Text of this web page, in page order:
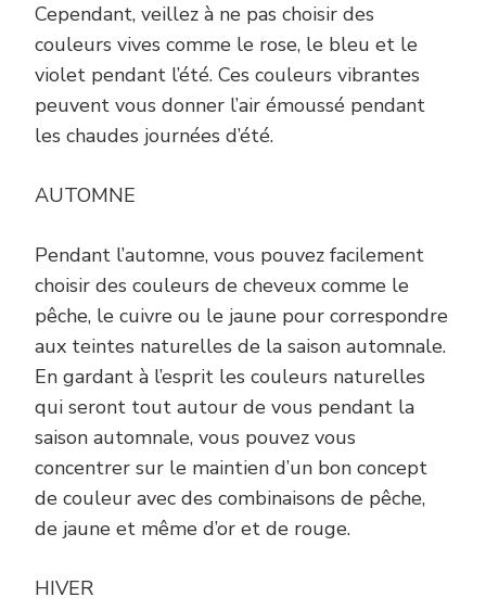
Cependant, veillez à ne pas choisir des
couleurs vives comme le rose, le bleu et le
violet pendant l’été. Ces couleurs vibrantes
peuvent vous donner l’air émoussé pendant
les chaudes journées d’été.
AUTOMNE
Pendant l’automne, vous pouvez facilement
choisir des couleurs de cheveux comme le
pêche, le cuivre ou le jaune pour correspondre
aux teintes naturelles de la saison automnale.
En gardant à l’esprit les couleurs naturelles
qui seront tout autour de vous pendant la
saison automnale, vous pouvez vous
concentrer sur le maintien d’un bon concept
de couleur avec des combinaisons de pêche,
de jaune et même d’or et de rouge.
HIVER